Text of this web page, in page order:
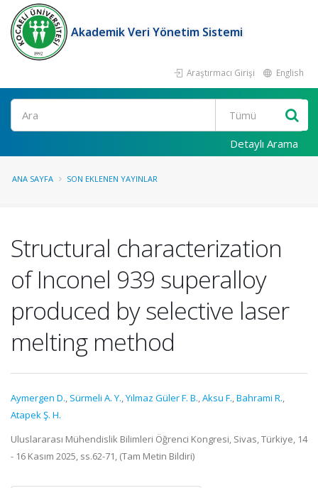
Akademik Veri Yönetim Sistemi
Araştırmacı Girişi English
Ara
Detaylı Arama
ANA SAYFA SON EKLENEN YAYINLAR
Structural characterization
of Inconel 939 superalloy
produced by selective laser
melting method
Aymergen D., Sürmeli A. Y.,Yılmaz Güler F. B.,Aksu F.,Bahrami R.,
Atapek Ş. H.
Uluslararası Mühendislik Bilimleri Öğrenci Kongresi, Sivas, Türkiye, 14
- 16 Kasım 2025, ss.62-71, (Tam Metin Bildiri)